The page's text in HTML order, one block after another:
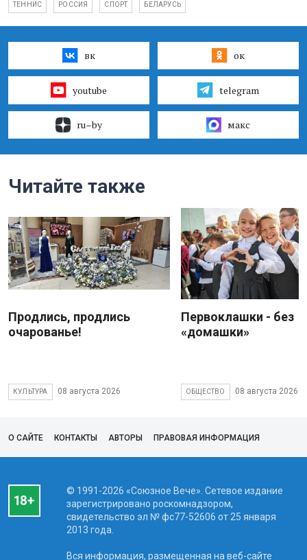
ТЕННИС РОССИЯ СПОРТ БЕЛАРУСЬ
вк ок
youtube telegram
ru–by макс
Читайте также
Продлись, продлись
очарованье!
КУЛЬТУРА 08 августа 2026
Первоклашки - без
«домашки»
ОБЩЕСТВО 08 августа 2026
О САЙТЕ КОНТАКТЫ АВТОРЫ ПРАВОВАЯ ИНФОРМАЦИЯ
© 1991-2026 «Союзное Вече». Сетевое издание
зарегистрировано роскомнадзором,
свидетельство эл № фc77-52606 от 25 января
2013 года.
Вся информация, размещенная на веб-сайте